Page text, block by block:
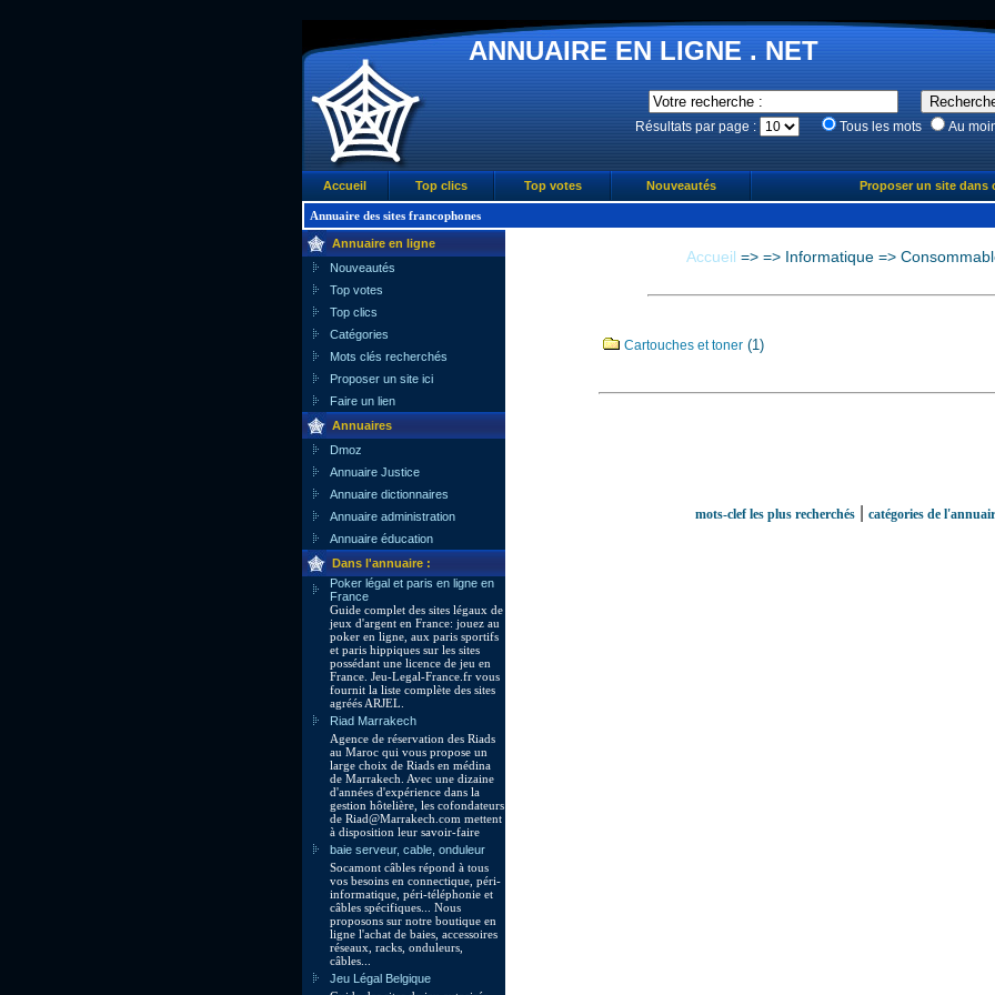
ANNUAIRE EN LIGNE . NET
Résultats par page : Tous les mots Au
Accueil Top clics Top votes Nouveautés Proposer un site dans
Annuaire des sites francophones
Annuaire en ligne
Nouveautés
Top votes
Top clics
Catégories
Mots clés recherchés
Proposer un site ici
Faire un lien
Annuaires
Dmoz
Annuaire Justice
Annuaire dictionnaires
Annuaire administration
Annuaire éducation
Dans l'annuaire :
Poker légal et paris en ligne en
France
Guide complet des sites légaux de
jeux d'argent en France: jouez au
poker en ligne, aux paris sportifs
et paris hippiques sur les sites
possédant une licence de jeu en
France. Jeu-Legal-France.fr vous
fournit la liste complète des sites
agréés ARJEL.
Riad Marrakech
Agence de réservation des Riads
au Maroc qui vous propose un
large choix de Riads en médina
de Marrakech. Avec une dizaine
d'années d'expérience dans la
gestion hôtelière, les cofondateurs
de Riad@Marrakech.com mettent
à disposition leur savoir-faire
baie serveur, cable, onduleur
Socamont câbles répond à tous
vos besoins en connectique, péri-
informatique, péri-téléphonie et
câbles spécifiques... Nous
proposons sur notre boutique en
ligne l'achat de baies, accessoires
réseaux, racks, onduleurs,
câbles...
Jeu Légal Belgique
Accueil => => Informatique=>
Cartouches et toner (1)
mots-clef les plus recherchés| catégories de